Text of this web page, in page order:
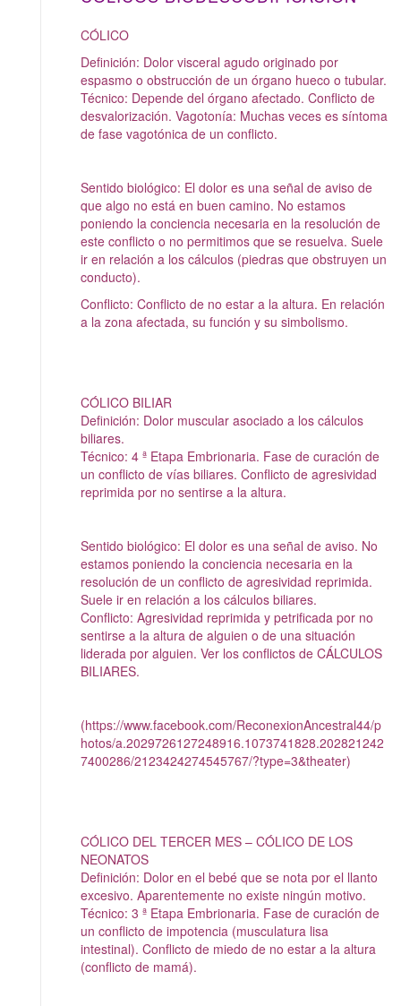
CÓLICO
Definición: Dolor visceral agudo originado por
espasmo o obstrucción de un órgano hueco o tubular.
Técnico: Depende del órgano afectado. Conflicto de
desvalorización. Vagotonía: Muchas veces es síntoma
de fase vagotónica de un conflicto.
Sentido biológico: El dolor es una señal de aviso de
que algo no está en buen camino. No estamos
poniendo la conciencia necesaria en la resolución de
este conflicto o no permitimos que se resuelva. Suele
ir en relación a los cálculos (piedras que obstruyen un
conducto).
Conflicto: Conflicto de no estar a la altura. En relación
a la zona afectada, su función y su simbolismo.
CÓLICO BILIAR
Definición: Dolor muscular asociado a los cálculos
biliares.
Técnico: 4 ª Etapa Embrionaria. Fase de curación de
un conflicto de vías biliares. Conflicto de agresividad
reprimida por no sentirse a la altura.
Sentido biológico: El dolor es una señal de aviso. No
estamos poniendo la conciencia necesaria en la
resolución de un conflicto de agresividad reprimida.
Suele ir en relación a los cálculos biliares.
Conflicto: Agresividad reprimida y petrificada por no
sentirse a la altura de alguien o de una situación
liderada por alguien. Ver los conflictos de CÁLCULOS
BILIARES.
(https://www.facebook.com/ReconexionAncestral44/p
hotos/a.2029726127248916.1073741828.202821242
7400286/2123424274545767/?type=3&theater)
CÓLICO DEL TERCER MES – CÓLICO DE LOS
NEONATOS
Definición: Dolor en el bebé que se nota por el llanto
excesivo. Aparentemente no existe ningún motivo.
Técnico: 3 ª Etapa Embrionaria. Fase de curación de
un conflicto de impotencia (musculatura lisa
intestinal). Conflicto de miedo de no estar a la altura
(conflicto de mamá).